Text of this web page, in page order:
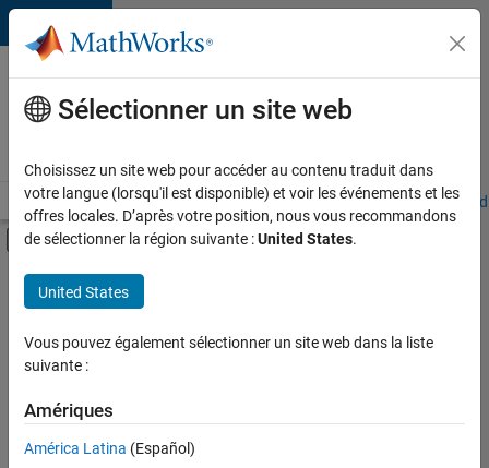
Passer au contenu
Votre
carrière
chez
Accueil Explorer nos opportunités Adresses de nos bureaux
Activer/désactiver l'affichage du menu
Contenu principal
FILTRER PAR
Programme destiné aux nouvelles carrières (EDG)
Support avancé
Technologies de l’information
Actuellement,
Sélectionner un site web
Choisissez un site web pour accéder au contenu traduit dans
votre langue (lorsqu'il est disponible) et voir les événements et les
offres locales. D’après votre position, nous vous recommandons
de sélectionner la région suivante :United States.
United States
Vous pouvez également sélectionner un site web dans la liste
suivante :
Amériques
América Latina (Español)